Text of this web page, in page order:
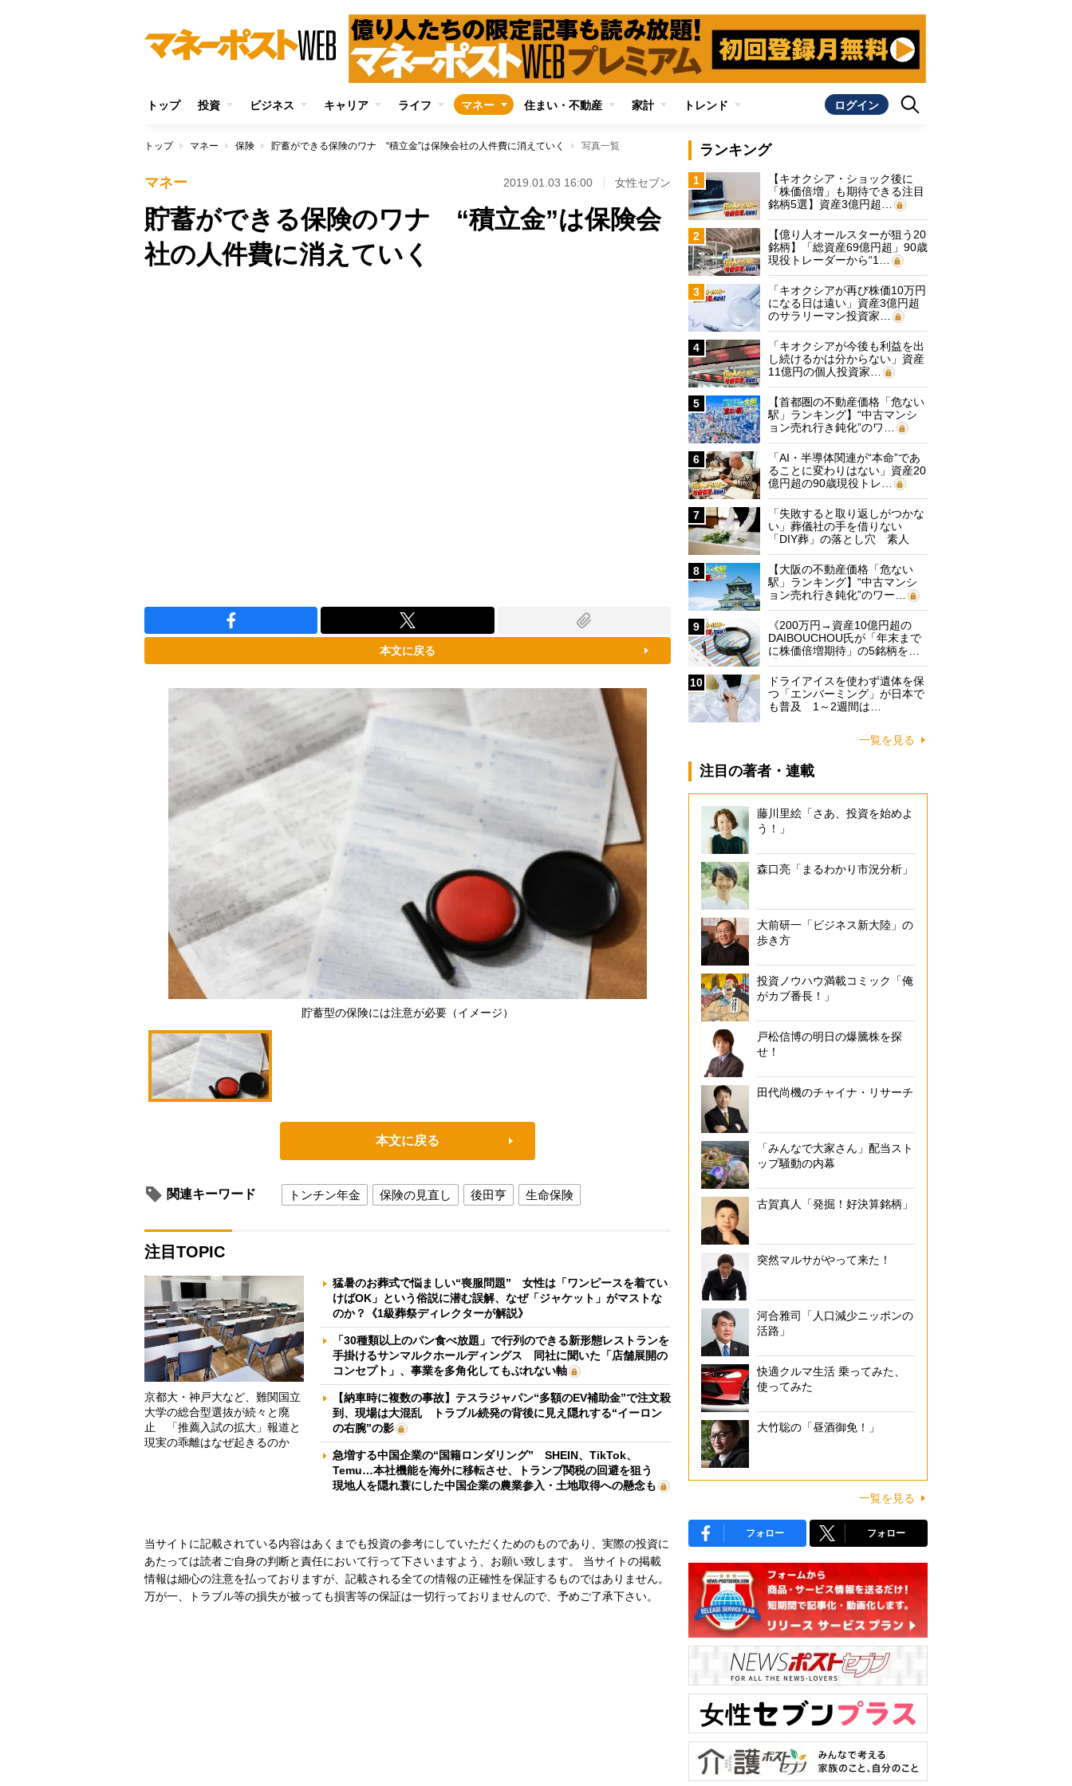
トップ 投資 ビジネス キャリア ライフ マネー 住まい・不動産 家計 トレンド ログイン
トップ マネー 保険 貯蓄ができる保険のワナ “積立金”は保険会社の人件費に消えていく 写真一覧
マネー 2019.01.03 16:00 女性セブン
貯蓄ができる保険のワナ “積立金”は保険会
社の人件費に消えていく
本文に戻る
貯蓄型の保険には注意が必要（イメージ）
本文に戻る
関連キーワード トンチン年金 保険の見直し 後田亨 生命保険
注目TOPIC
京都大・神戸大など、難関国立
大学の総合型選抜が続々と廃
止 「推薦入試の拡大」報道と
現実の乖離はなぜ起きるのか
猛暑のお葬式で悩ましい“喪服問題” 女性は「ワンピースを着てい
けばOK」という俗説に潜む誤解、なぜ「ジャケット」がマストな
のか？《1級葬祭ディレクターが解説》
「30種類以上のパン食べ放題」で行列のできる新形態レストランを
手掛けるサンマルクホールディングス 同社に聞いた「店舗展開の
コンセプト」、事業を多角化してもぶれない軸
【納車時に複数の事故】テスラジャパン“多額のEV補助金”で注文殺
到、現場は大混乱 トラブル続発の背後に見え隠れする“イーロン
の右腕”の影
急増する中国企業の“国籍ロンダリング” SHEIN、TikTok、
Temu…本社機能を海外に移転させ、トランプ関税の回避を狙う
現地人を隠れ蓑にした中国企業の農業参入・土地取得への懸念も
当サイトに記載されている内容はあくまでも投資の参考にしていただくためのものであり、実際の投資に
あたっては読者ご自身の判断と責任において行って下さいますよう、お願い致します。 当サイトの掲載
情報は細心の注意を払っておりますが、記載される全ての情報の正確性を保証するものではありません。
万が一、トラブル等の損失が被っても損害等の保証は一切行っておりませんので、予めご了承下さい。
ランキング
1
【キオクシア・ショック後に
「株価倍増」も期待できる注目
銘柄5選】資産3億円超…
2
【億り人オールスターが狙う20
銘柄】「総資産69億円超」90歳
現役トレーダーから“1…
3
「キオクシアが再び株価10万円
になる日は遠い」資産3億円超
のサラリーマン投資家…
4
「キオクシアが今後も利益を出
し続けるかは分からない」資産
11億円の個人投資家…
5
【首都圏の不動産価格「危ない
駅」ランキング】“中古マンシ
ョン売れ行き鈍化”のワ…
6
「AI・半導体関連が“本命”であ
ることに変わりはない」資産20
億円超の90歳現役トレ…
7
「失敗すると取り返しがつかな
い」葬儀社の手を借りない
「DIY葬」の落とし穴 素人
に…
8
【大阪の不動産価格「危ない
駅」ランキング】“中古マンシ
ョン売れ行き鈍化”のワー…
9
《200万円→資産10億円超の
DAIBOUCHOU氏が「年末まで
に株価倍増期待」の5銘柄を…
10
ドライアイスを使わず遺体を保
つ「エンバーミング」が日本で
も普及 1～2週間は…
一覧を見る
注目の著者・連載
藤川里絵「さあ、投資を始めよ
う！」
森口亮「まるわかり市況分析」
大前研一「ビジネス新大陸」の
歩き方
投資ノウハウ満載コミック「俺
がカブ番長！」
戸松信博の明日の爆騰株を探
せ！
田代尚機のチャイナ・リサーチ
「みんなで大家さん」配当スト
ップ騒動の内幕
古賀真人「発掘！好決算銘柄」
突然マルサがやって来た！
河合雅司「人口減少ニッポンの
活路」
快適クルマ生活 乗ってみた、
使ってみた
大竹聡の「昼酒御免！」
一覧を見る
フォロー フォロー